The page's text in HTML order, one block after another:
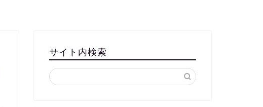
サイト内検索